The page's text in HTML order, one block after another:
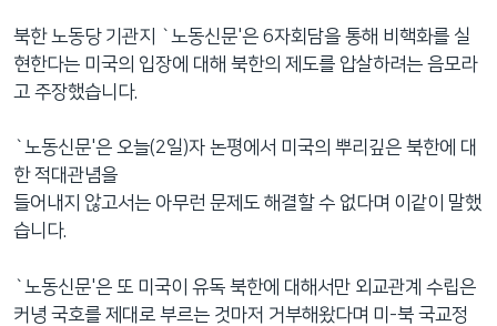
이
동
로
이
등
북한 노동당 기관지 `노동신문'은 6자회담을 통해 비핵화를 실
현한다는 미국의 입장에 대해 북한의 제도를 압살하려는 음모라
고 주장했습니다.
`노동신문'은 오늘(2일)자 논평에서 미국의 뿌리깊은 북한에 대
한 적대관념을
들어내지 않고서는 아무런 문제도 해결할 수 없다며 이같이 말했
습니다.
`노동신문'은 또 미국이 유독 북한에 대해서만 외교관계 수립은
커녕 국호를 제대로 부르는 것마저 거부해왔다며 미-북 국교정